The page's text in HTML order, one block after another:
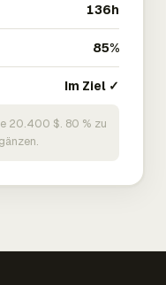
136h
85%
Im Ziel ✓
20.400 $. 80 % zu